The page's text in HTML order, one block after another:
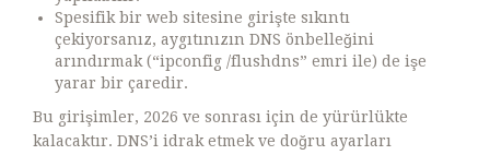
Spesifik bir web sitesine girişte sıkıntı
çekiyorsanız, aygıtınızın DNS önbelleğini
arındırmak (“ipconfig /flushdns” emri ile) de işe
yarar bir çaredir.
Bu girişimler, 2026 ve sonrası için de yürürlükte
kalacaktır. DNS’i idrak etmek ve doğru ayarları